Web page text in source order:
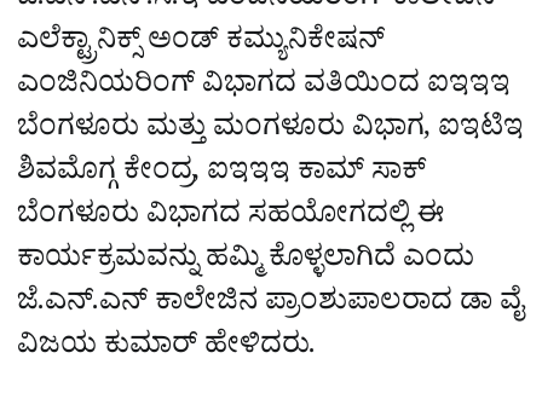
ಎಲೆಕ್ಟ್ರಾನಿಕ್ಸ್ ಅಂಡ್ ಕಮ್ಯುನಿಕೇಷನ್
ಎಂಜಿನಿಯರಿಂಗ್‌ ವಿಭಾಗದ ವತಿಯಿಂದ ಐಇಇಇ
ಬೆಂಗಳೂರು ಮತ್ತು ಮಂಗಳೂರು ವಿಭಾಗ, ಐಇಟಿಇ
ಶಿವಮೊಗ್ಗ ಕೇಂದ್ರ, ಐಇಇಇ ಕಾಮ್‌ ಸಾಕ್
ಬೆಂಗಳೂರು ವಿಭಾಗದ ಸಹಯೋಗದಲ್ಲಿ ಈ
ಕಾರ್ಯಕ್ರಮವನ್ನು ಹಮ್ಮಿ ಕೊಳ್ಳಲಾಗಿದೆ ಎಂದು
ಜೆ.ಎನ್.ಎನ್ ಕಾಲೇಜಿನ ಪ್ರಾಂಶುಪಾಲರಾದ ಡಾ ವೈ
ವಿಜಯ ಕುಮಾರ್ ಹೇಳಿದರು.